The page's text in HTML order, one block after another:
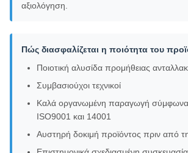
αξιολόγηση.
Πώς διασφαλίζεται η ποιότητα του
Ποιοτική αλυσίδα προμήθειας
Συμβασιούχοι τεχνικοί
Καλά οργανωμένη παραγωγή
ISO9001 και 14001
Αυστηρή δοκιμή προϊόντος πριν από